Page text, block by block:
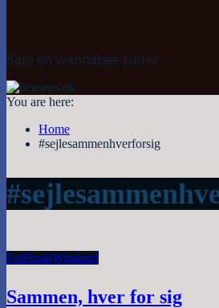
Bare en wannabee surfer
You are here:
Home
#sejlesammenhverforsig
FoilSnakWindsurf
Sammen, hver for sig